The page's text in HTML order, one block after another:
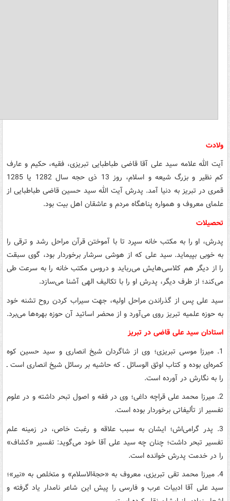
ولادت
آیت الله علامه سید علی آقا قاضی طباطبایی تبریزی، فقیه، حکیم و عارف
کم نظیر و بزرگ شیعه و اسلام، روز 13 ذی حجه سال 1282 یا 1285
قمری در تبریز به دنیا آمد. پدرش آیت الله سید حسین قاضی طباطبایی از
علمای معروف و همواره پناهگاه مردم و عاشقان اهل بیت بود.
تحصیلات
پدرش، او را به مکتب خانه سپرد تا با آموختن قرآن مراحل رشد و ترقی را
به خوبی بپیماید. سید علی که از هوشی سرشار برخوردار بود، گوی سبقت
را از دیگر هم کلاسی‌هایش می‌رباید و دروس مکتب خانه را به سرعت طی
می‌کند؛ از طرف دیگر، پدرش او را با تکالیف الهی آشنا می‌سازد.
سید علی پس از گذراندن مراحل اولیه، جهت سیراب کردن روح تشنه خود
به حوزه علمیه تبریز روی می‌آورد و از محضر اساتید آن حوزه بهره‌ها می‌برد.
استادان سید علی قاضی در تبریز
1. میرزا موسی تبریزی؛ وی از شاگردان شیخ انصاری و سید حسین کوه
کمره‌ای بوده و کتاب اوثق الوسائل ـ که حاشیه بر رسائل شیخ انصاری است ـ
را به نگارش در آورده است.
2. میرزا محمد علی قراچه داغی؛ وی در فقه و اصول تبحر داشته و در علوم
تفسیر از تألیفاتی برخوردار بوده است.
3. پدر گرامی‌اش؛ ایشان به سبب علاقه و رغبت خاص، در زمینه علم
تفسیر تبحر داشت؛ چنان چه سید علی آقا خود می‌گوید: تفسیر «کشاف»
را در خدمت پدرش خوانده است.
4. میرزا محمد تقی تبریزی، معروف به «حجة‌الاسلام» و متخلص به «نیر»؛
سید علی آقا ادبیات عرب و فارسی را پیش این شاعر نامدار یاد گرفته و